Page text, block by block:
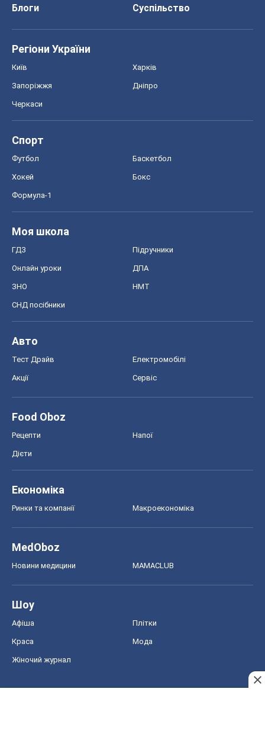
Блоги
Суспільство
Регіони України
Київ Харків
Запоріжжя Дніпро
Черкаси
Спорт
Футбол Баскетбол
Хокей Бокс
Формула-1
Моя школа
ГДЗ Підручники
Онлайн уроки ДПА
ЗНО НМТ
СНД посібники
Авто
Тест Драйв Електромобілі
Акції Сервіс
Food Oboz
Рецепти Напої
Дієти
Економіка
Ринки та компанії Макроекономіка
MedOboz
Новини медицини MAMACLUB
Шоу
Афіша Плітки
Краса Мода
Жіночий журнал